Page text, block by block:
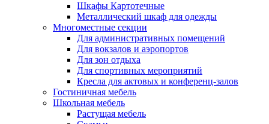
Шкафы Картотечные
Металлический шкаф для одежды
Многоместные секции
Для административных помещений
Для вокзалов и аэропортов
Для зон отдыха
Для спортивных мероприятий
Кресла для актовых и конференц-залов
Гостиничная мебель
Школьная мебель
Растущая мебель